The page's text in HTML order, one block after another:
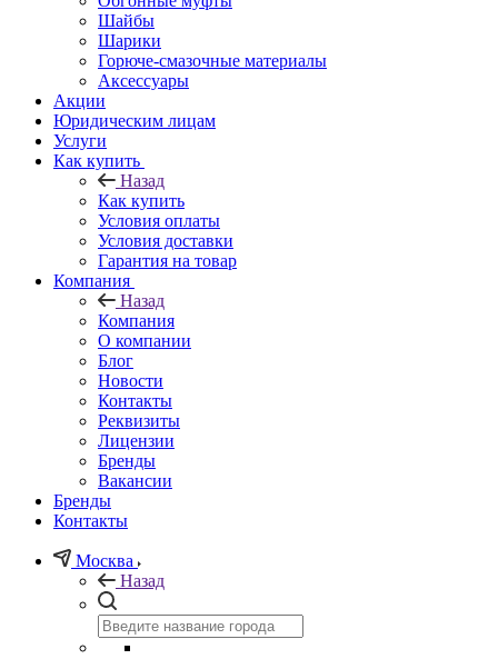
Шайбы
Шарики
Горюче-смазочные материалы
Аксессуары
Акции
Юридическим лицам
Услуги
Как купить
Назад
Как купить
Условия оплаты
Условия доставки
Гарантия на товар
Компания
Назад
Компания
О компании
Блог
Новости
Контакты
Реквизиты
Лицензии
Бренды
Вакансии
Бренды
Контакты
Москва
Назад